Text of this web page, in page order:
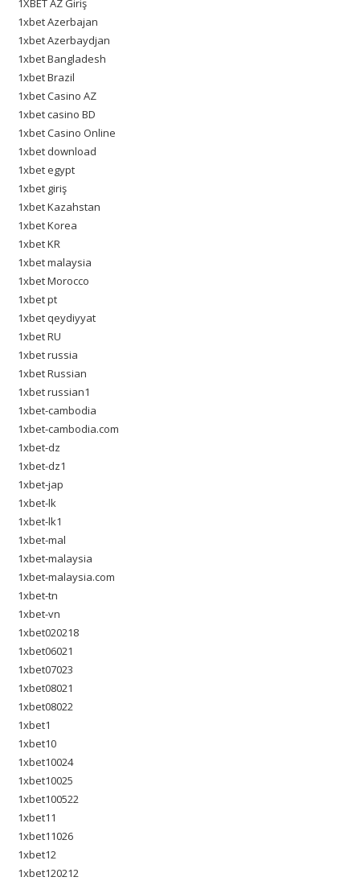
1XBET AZ Giriş
1xbet Azerbajan
1xbet Azerbaydjan
1xbet Bangladesh
1xbet Brazil
1xbet Casino AZ
1xbet casino BD
1xbet Casino Online
1xbet download
1xbet egypt
1xbet giriş
1xbet Kazahstan
1xbet Korea
1xbet KR
1xbet malaysia
1xbet Morocco
1xbet pt
1xbet qeydiyyat
1xbet RU
1xbet russia
1xbet Russian
1xbet russian1
1xbet-cambodia
1xbet-cambodia.com
1xbet-dz
1xbet-dz1
1xbet-jap
1xbet-lk
1xbet-lk1
1xbet-mal
1xbet-malaysia
1xbet-malaysia.com
1xbet-tn
1xbet-vn
1xbet020218
1xbet06021
1xbet07023
1xbet08021
1xbet08022
1xbet1
1xbet10
1xbet10024
1xbet10025
1xbet100522
1xbet11
1xbet11026
1xbet12
1xbet120212